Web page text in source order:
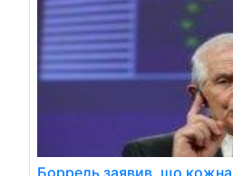
Боррель заявив, що кожна